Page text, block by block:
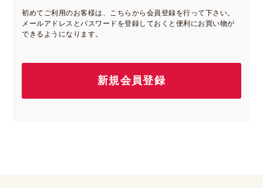
初めてご利用のお客様は、こちらから会員登録を行って下さい。
メールアドレスとパスワードを登録しておくと便利にお買い物が
できるようになります。